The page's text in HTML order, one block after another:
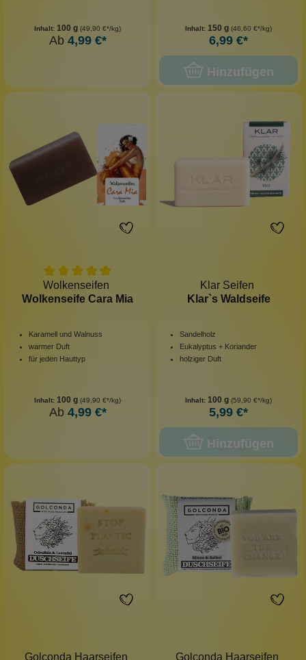
Inhalt: 100 g (49,90 €*/kg)
Ab 4,99 €*
Inhalt: 150 g (46,60 €*/kg)
6,99 €*
Hinzufügen
Wolkenseifen
Wolkenseife Cara Mia
Karamell und Walnuss
warmer Duft
für jeden Hauttyp
Inhalt: 100 g (49,90 €*/kg)
Ab 4,99 €*
Klar Seifen
Klar`s Waldseife
Sandelholz
Eukalyptus + Koriander
holziger Duft
Inhalt: 100 g (59,90 €*/kg)
5,99 €*
Hinzufügen
Golconda Haarseifen Golconda Haarseifen